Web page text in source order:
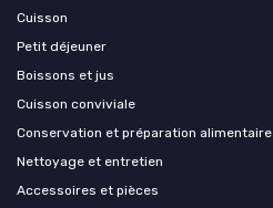
Cuisson
Petit déjeuner
Boissons et jus
Cuisson conviviale
Conservation et préparation alimentaire
Nettoyage et entretien
Accessoires et pièces